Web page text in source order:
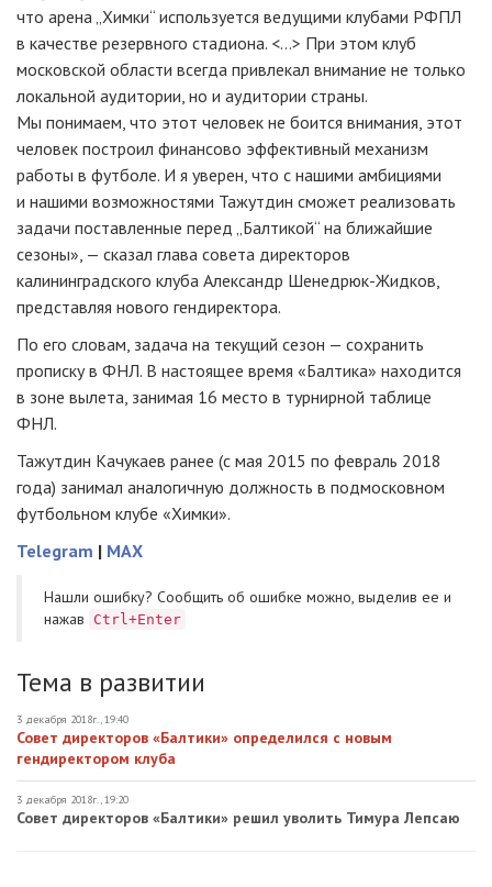
что арена „Химки“ используется ведущими клубами РФПЛ
в качестве резервного стадиона. <…> При этом клуб
московской области всегда привлекал внимание не только
локальной аудитории, но и аудитории страны.
Мы понимаем, что этот человек не боится внимания, этот
человек построил финансово эффективный механизм
работы в футболе. И я уверен, что с нашими амбициями
и нашими возможностями Тажутдин сможет реализовать
задачи поставленные перед „Балтикой“ на ближайшие
сезоны», — сказал глава совета директоров
калининградского клуба Александр Шенедрюк-Жидков,
представляя нового гендиректора.
По его словам, задача на текущий сезон — сохранить
прописку в ФНЛ. В настоящее время «Балтика» находится
в зоне вылета, занимая 16 место в турнирной таблице
ФНЛ.
Тажутдин Качукаев ранее (с мая 2015 по февраль 2018
года) занимал аналогичную должность в подмосковном
футбольном клубе «Химки».
Telegram | MAX
Нашли ошибку? Cообщить об ошибке можно, выделив ее и
нажав
Ctrl+Enter
Тема в развитии
3 декабря 2018г., 19:40
Совет директоров «Балтики» определился с новым
гендиректором клуба
3 декабря 2018г., 19:20
Совет директоров «Балтики» решил уволить Тимура Лепсаю